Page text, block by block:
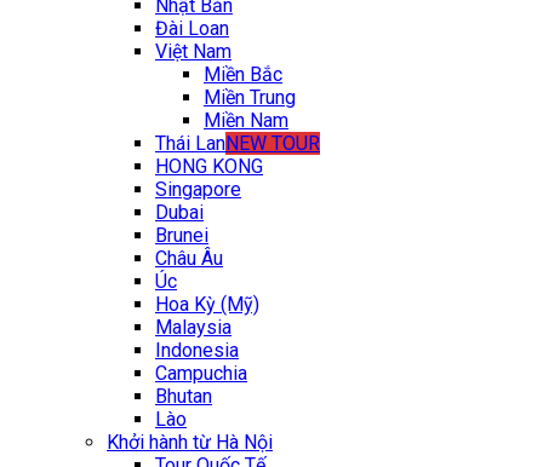
Nhật Bản
Đài Loan
Việt Nam
Miền Bắc
Miền Trung
Miền Nam
Thái LanNEW TOUR
HONG KONG
Singapore
Dubai
Brunei
Châu Âu
Úc
Hoa Kỳ (Mỹ)
Malaysia
Indonesia
Campuchia
Bhutan
Lào
Khởi hành từ Hà Nội